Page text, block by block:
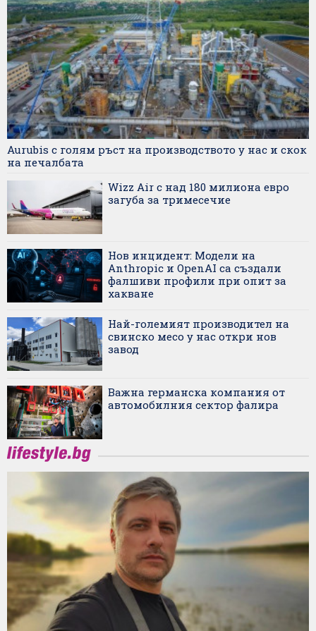
Aurubis с голям ръст на производството у нас и скок
на печалбата
Wizz Air с над 180 милиона евро
загуба за тримесечие
Нов инцидент: Модели на
Anthropic и OpenAI са създали
фалшиви профили при опит за
хакване
Най-големият производител на
свинско месо у нас откри нов
завод
Важна германска компания от
автомобилния сектор фалира